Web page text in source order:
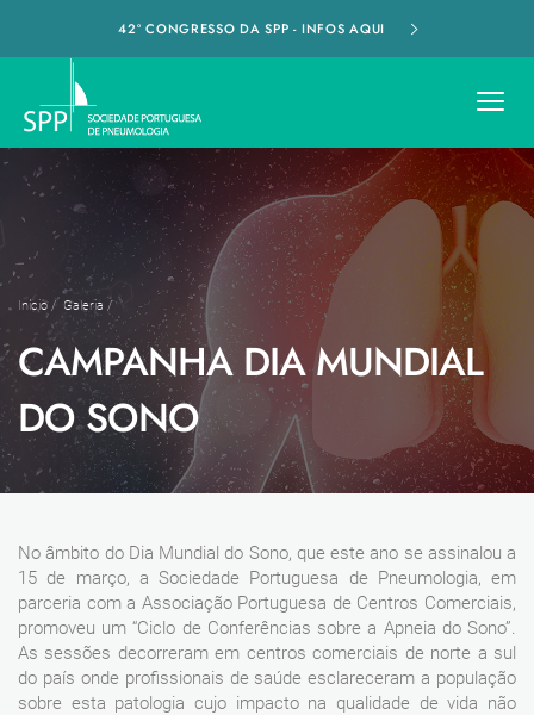
42º CONGRESSO DA SPP - INFOS AQUI
Início / Galeria /
CAMPANHA DIA MUNDIAL
DO SONO
No âmbito do Dia Mundial do Sono, que este ano se assinalou a
15 de março, a Sociedade Portuguesa de Pneumologia, em
parceria com a Associação Portuguesa de Centros Comerciais,
promoveu um “Ciclo de Conferências sobre a Apneia do Sono”.
As sessões decorreram em centros comerciais de norte a sul
do país onde profissionais de saúde esclareceram a população
sobre esta patologia cujo impacto na qualidade de vida não